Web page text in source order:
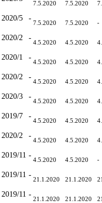
7.5.2020 7.5.2020
2020/5 -
7.5.2020 7.5.2020 -
2020/2 -
4.5.2020 4.5.2020
2020/1 -
4.5.2020 4.5.2020
2020/2 -
4.5.2020 4.5.2020
2020/3 -
4.5.2020 4.5.2020
2019/7 -
4.5.2020 4.5.2020
2020/2 -
4.5.2020 4.5.2020
2019/11 -
4.5.2020 4.5.2020 -
2019/11 -
21.1.2020 21.1.2020
2019/11 -
21.1.2020 21.1.2020